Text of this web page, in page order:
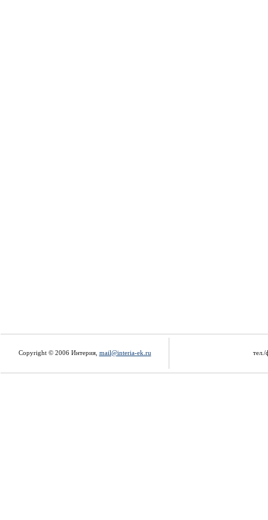
Copyright © 2006 Интерия, mail@interia-ek.ru